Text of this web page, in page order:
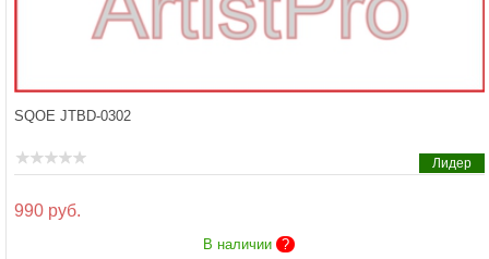
SQOE JTBD-0302
990 руб.
В наличии ?
Лидер